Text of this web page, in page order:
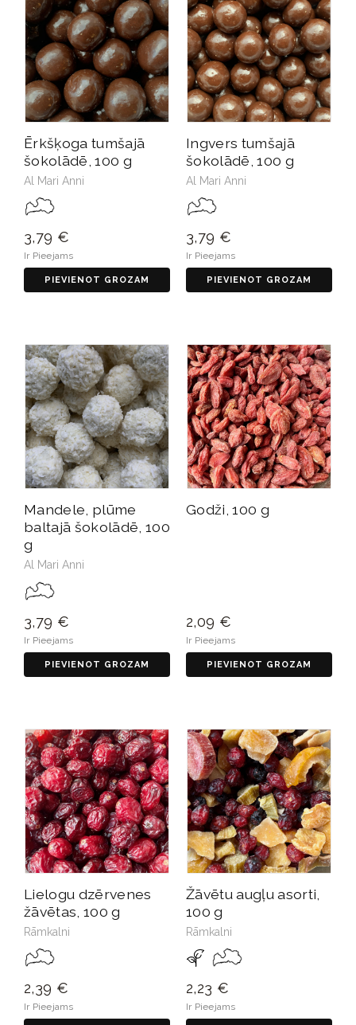
Ērkšķoga tumšajā
šokolādē, 100 g
Al Mari Anni
3,79 €
Ir Pieejams
PIEVIENOT GROZAM
Ingvers tumšajā
šokolādē, 100 g
Al Mari Anni
3,79 €
Ir Pieejams
PIEVIENOT GROZAM
Mandele, plūme
baltajā šokolādē, 100
g
Al Mari Anni
3,79 €
Ir Pieejams
PIEVIENOT GROZAM
Godži, 100 g
2,09 €
Ir Pieejams
PIEVIENOT GROZAM
Lielogu dzērvenes
žāvētas, 100 g
Rāmkalni
2,39 €
Ir Pieejams
Žāvētu augļu asorti,
100 g
Rāmkalni
2,23 €
Ir Pieejams